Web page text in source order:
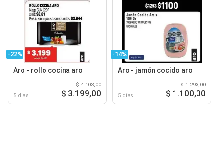
-22%
Aro - rollo cocina aro
5 días
$ 4.103,00
$ 3.199,00
-14%
Aro - jamón cocido aro
5 días
$ 1.293,00
$ 1.100,00